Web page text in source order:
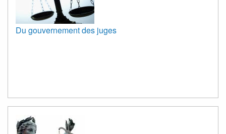
Du gouvernement des juges